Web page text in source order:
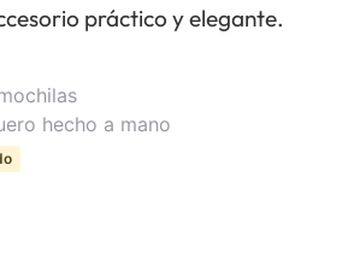
práctico y elegante.
hecho a mano